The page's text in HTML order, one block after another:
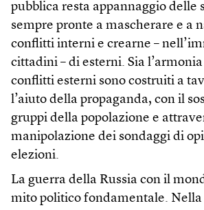
pubblica resta appannaggio delle
sempre pronte a mascherare e a
conflitti interni e crearne –
cittadini – di esterni. Sia
conflitti esterni sono costruiti a
l’aiuto della propaganda, con il
gruppi della popolazione e
manipolazione dei sondaggi di
elezioni.
La guerra della Russia con il
mito politico fondamentale. Nella